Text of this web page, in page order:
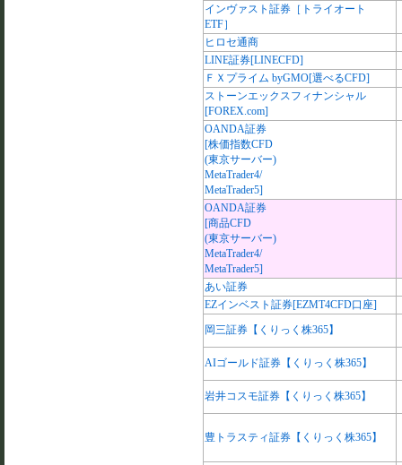
インヴァスト証券［トライオート
ETF］
ヒロセ通商
LINE証券[LINECFD]
ＦＸプライム byGMO[選べるCFD]
ストーンエックスフィナンシャル
[FOREX.com]
OANDA証券
[株価指数CFD
(東京サーバー)
MetaTrader4/
MetaTrader5]
OANDA証券
[商品CFD
(東京サーバー)
MetaTrader4/
MetaTrader5]
あい証券
EZインベスト証券[EZMT4CFD口座]
岡三証券【くりっく株365】
AIゴールド証券【くりっく株365】
岩井コスモ証券【くりっく株365】
豊トラスティ証券【くりっく株365】